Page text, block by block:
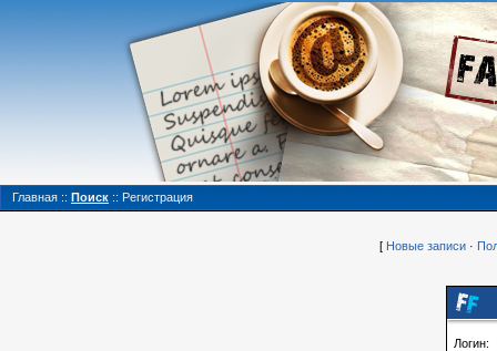
Главная :: Поиск :: Регистрация
[ Новые записи ·
Логин: